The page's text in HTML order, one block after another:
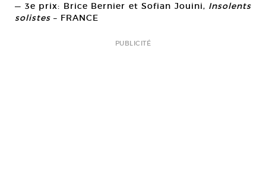
— 3e prix: Brice Bernier et Sofian Jouini, Insolents
solistes – FRANCE
PUBLICITÉ